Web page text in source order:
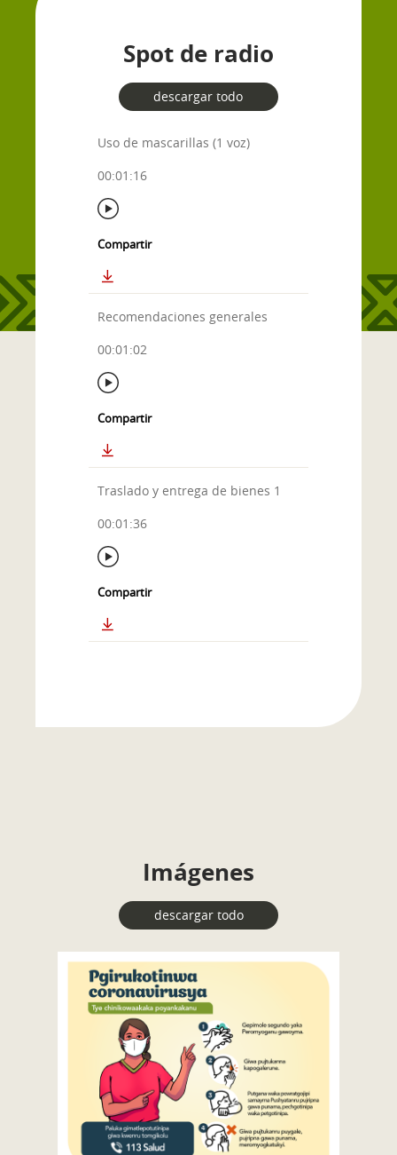
Spot de radio
descargar todo
Uso de mascarillas (1 voz)
00:01:16
Compartir
Recomendaciones generales
00:01:02
Compartir
Traslado y entrega de bienes 1
00:01:36
Compartir
Imágenes
descargar todo